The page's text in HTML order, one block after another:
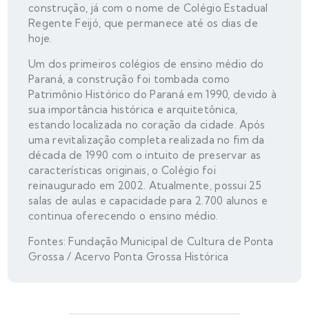
construção, já com o nome de Colégio Estadual
Regente Feijó, que permanece até os dias de
hoje.
Um dos primeiros colégios de ensino médio do
Paraná, a construção foi tombada como
Patrimônio Histórico do Paraná em 1990, devido à
sua importância histórica e arquitetônica,
estando localizada no coração da cidade. Após
uma revitalização completa realizada no fim da
década de 1990 com o intuito de preservar as
características originais, o Colégio foi
reinaugurado em 2002. Atualmente, possui 25
salas de aulas e capacidade para 2.700 alunos e
continua oferecendo o ensino médio.
Fontes: Fundação Municipal de Cultura de Ponta
Grossa / Acervo Ponta Grossa Histórica